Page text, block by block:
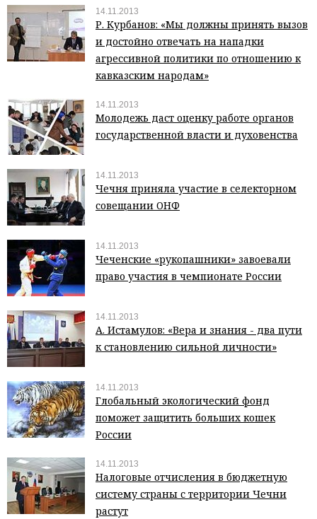
14.11.2013
Р. Курбанов: «Мы должны принять вызов
и достойно отвечать на нападки
агрессивной политики по отношению к
кавказским народам»
14.11.2013
Молодежь даст оценку работе органов
государственной власти и духовенства
14.11.2013
Чечня приняла участие в селекторном
совещании ОНФ
14.11.2013
Чеченские «рукопашники» завоевали
право участия в чемпионате России
14.11.2013
А. Истамулов: «Вера и знания - два пути
к становлению сильной личности»
14.11.2013
Глобальный экологический фонд
поможет защитить больших кошек
России
14.11.2013
Налоговые отчисления в бюджетную
систему страны с территории Чечни
растут